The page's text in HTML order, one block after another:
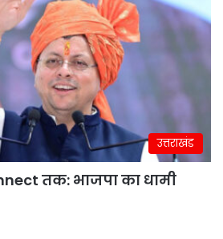
उत्तराखंड
तक: भाजपा का धामी